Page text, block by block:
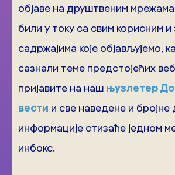
објаве на друштвеним
били у току са свим корисним
садржајима које објављујемо,
сазнали теме предстојећих
пријавите на наш њузлетер
вести и све наведене и бројне
информације стизаће једном
инбокс.